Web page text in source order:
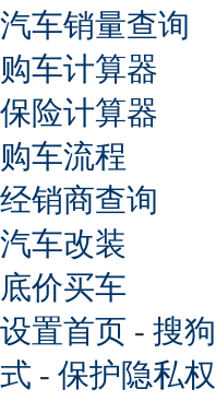
汽车销量查询
购车计算器
保险计算器
购车流程
经销商查询
汽车改装
底价买车
设置首页 - 搜
式 - 保护隐私权